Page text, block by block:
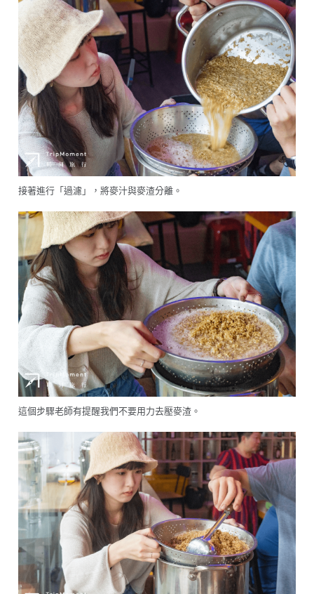
接著進行「過濾」，將麥汁與麥渣分離。
這個步驟老師有提醒我們不要用力去壓麥渣。